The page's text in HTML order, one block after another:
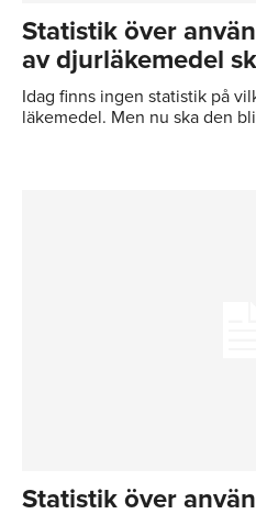
Statistik över
av djurläkemedel
Idag finns ingen statistik på
läkemedel. Men nu ska den
Statistik över